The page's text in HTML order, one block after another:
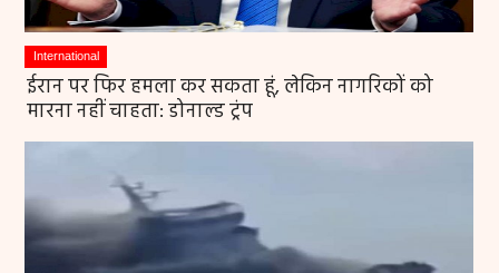
International
ईरान पर फिर हमला कर सकता हूं, लेकिन नागरिकों को
मारना नहीं चाहता: डोनाल्ड ट्रंप